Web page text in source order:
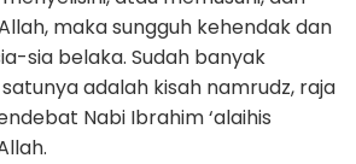
maka sungguh kehendak dan
sia belaka. Sudah banyak
adalah kisah namrudz, raja
Nabi Ibrahim ‘alaihis